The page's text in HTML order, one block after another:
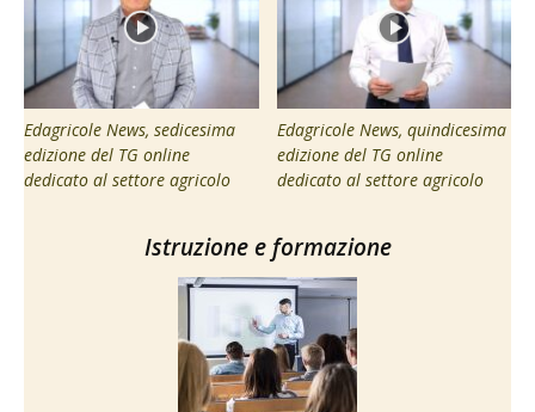
Edagricole News, sedicesima
edizione del TG online
dedicato al settore agricolo
Edagricole News, quindicesima
edizione del TG online
dedicato al settore agricolo
Istruzione e formazione